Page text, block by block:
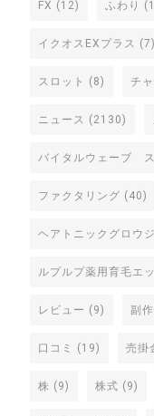
FX (12) ふわり
イクオスEXプラス (7)
スロット (8) チ
ニュース (2130)
バイタルウェーブ
ファクタリング (40)
ヘアトニックグロウ
ルプルプ薬用育毛エ
レビュー (9) 副
口コミ (19) 売掛
株 (9) 株式 (9)